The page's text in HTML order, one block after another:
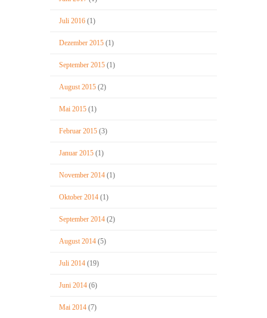
Juli 2016 (1)
Dezember 2015 (1)
September 2015 (1)
August 2015 (2)
Mai 2015 (1)
Februar 2015 (3)
Januar 2015 (1)
November 2014 (1)
Oktober 2014 (1)
September 2014 (2)
August 2014 (5)
Juli 2014 (19)
Juni 2014 (6)
Mai 2014 (7)